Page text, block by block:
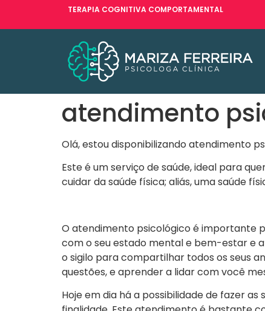
TERAPIA COGNITIVA COMPORTAMENTAL
atendimento
Olá, estou disponibilizando atendimento
Este é um serviço de saúde, ideal para
cuidar da saúde física; aliás, uma saúde
O atendimento psicológico é importante
com o seu estado mental e bem-estar e
o sigilo para compartilhar todos os seus
questões, e aprender a lidar com você
Hoje em dia há a possibilidade de fazer